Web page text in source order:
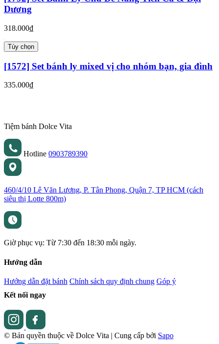
Dương
318.000₫
Tùy chọn
[1572] Set bánh ly mixed vị cho nhóm bạn, gia đình
335.000₫
Tiệm bánh Dolce Vita
Hotline 0903789390
460/4/10 Lê Văn Lương, P. Tân Phong, Quận 7, TP HCM (cách
siêu thị Lotte 800m)
Giờ phục vụ: Từ 7:30 đến 18:30 mỗi ngày.
Hướng dẫn
Hướng dẫn đặt bánh Chính sách quy định chung Góp ý
Kết nối ngay
© Bản quyền thuộc về Dolce Vita | Cung cấp bởi Sapo